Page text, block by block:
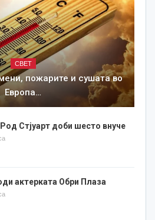
СВЕТ
пожарите и сушата во
Европа…
Стјуарт доби шесто внуче
актерката Обри Плаза